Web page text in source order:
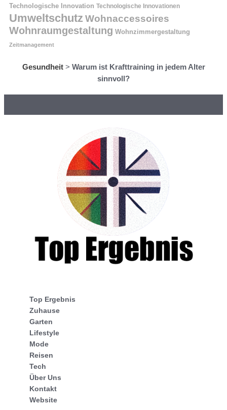
Technologische Innovation Technologische Innovationen
Umweltschutz Wohnaccessoires
Wohnraumgestaltung Wohnzimmergestaltung
Zeitmanagement
Gesundheit> Warum ist Krafttraining in jedem Alter
sinnvoll?
Top Ergebnis
Zuhause
Garten
Lifestyle
Mode
Reisen
Tech
Über Uns
Kontakt
Website